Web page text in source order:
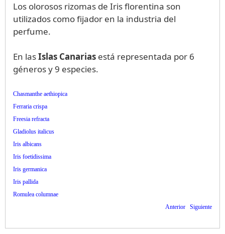
Los olorosos rizomas de Iris florentina son
utilizados como fijador en la industria del
perfume.
En lasIslas Canarias está representada por 6
géneros y 9 especies.
Chasmanthe aethiopica
Ferraria crispa
Freesia refracta
Gladiolus italicus
Iris albicans
Iris foetidissima
Iris germanica
Iris pallida
Romulea columnae
Anterior
Siguiente